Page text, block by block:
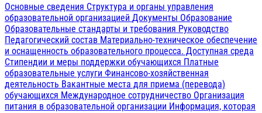
Основные сведения Структура и органы управления
образовательной организацией Документы Образование
Образовательные стандарты и требования Руководство
Педагогический состав Материально-техническое обеспечение
и оснащенность образовательного процесса. Доступная среда
Стипендии и меры поддержки обучающихся Платные
образовательные услуги Финансово-хозяйственная
деятельность Вакантные места для приема (перевода)
обучающихся Международное сотрудничество Организация
питания в образовательной организации Информация, которая